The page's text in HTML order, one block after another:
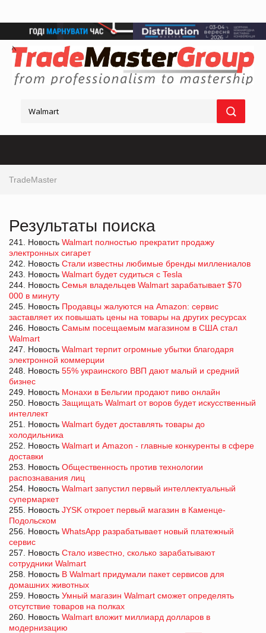
TradeMaster
Результаты поиска
241. Новость Walmart полностью прекратит продажу
электронных сигарет
242. Новость Стали известны любимые бренды миллениалов
243. Новость Walmart будет судиться с Tesla
244. Новость Семья владельцев Walmart зарабатывает $70
000 в минуту
245. Новость Продавцы жалуются на Amazon: сервис
заставляет их повышать цены на товары на других ресурсах
246. Новость Самым посещаемым магазином в США стал
Walmart
247. Новость Walmart терпит огромные убытки благодаря
электронной коммерции
248. Новость 55% украинского ВВП дают малый и средний
бизнес
249. Новость Монахи в Бельгии продают пиво онлайн
250. Новость Защищать Walmart от воров будет искусственный
интеллект
251. Новость Walmart будет доставлять товары до
холодильника
252. Новость Walmart и Amazon - главные конкуренты в сфере
доставки
253. Новость Общественность против технологии
распознавания лиц
254. Новость Walmart запустил первый интеллектуальный
супермаркет
255. Новость JYSK откроет первый магазин в Каменце-
Подольском
256. Новость WhatsApp разрабатывает новый платежный
сервис
257. Новость Стало известно, сколько зарабатывают
сотрудники Walmart
258. Новость В Walmart придумали пакет сервисов для
домашних животных
259. Новость Умный магазин Walmart сможет определять
отсутствие товаров на полках
260. Новость Walmart вложит миллиард долларов в
модернизацию